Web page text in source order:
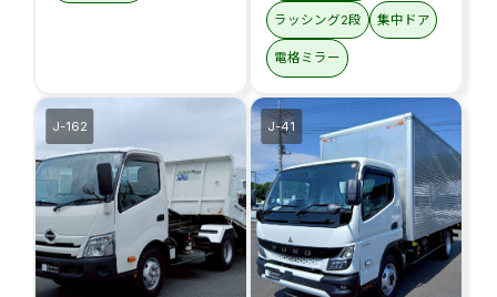
ラッシング2段 集中ドア
電格ミラー
J-162 J-41